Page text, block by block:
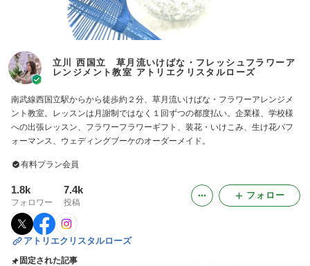
立川 西国立 草月流いけばな・フレッシュフラワーア
レンジメント教室 アトリエクリスタルローズ
南武線西国立駅からから徒歩約２分、草月流いけばな・フラワーアレンジメ
ント教室。レッスンは月謝制ではなく１回ずつの都度払い。企業様、学校様
への出張レッスン、フラワーフラワーギフト、装花・いけこみ、生け花パフ
ォーマンス、ウェディングブーケのオーダーメイド。
有料プラン会員
1.8k
フォロワー
7.4k
投稿
フォロー
アトリエクリスタルローズ
固定された記事